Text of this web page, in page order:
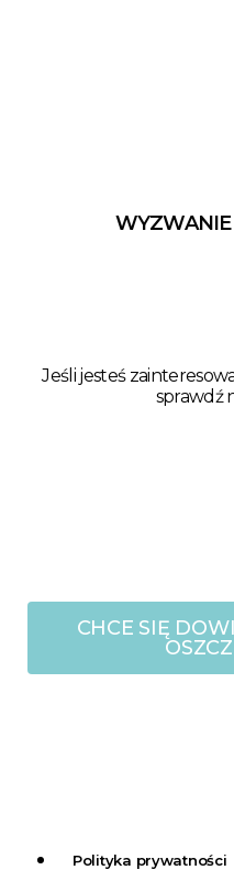
Jeśli jesteś
sprawdź
CHCE SIĘ
Polityka prywatności